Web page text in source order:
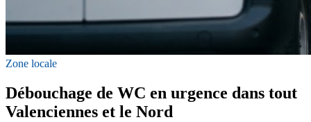
Zone locale
Débouchage de WC en urgence dans tout
Valenciennes et le Nord